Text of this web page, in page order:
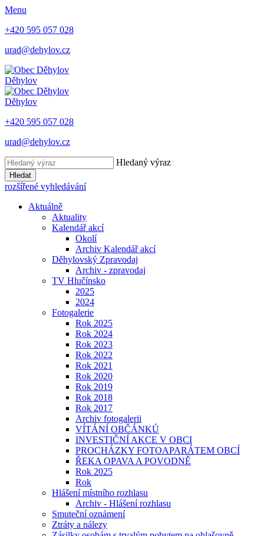
Menu
+420 595 057 028
urad@dehylov.cz
Děhylov
Děhylov
+420 595 057 028
urad@dehylov.cz
Hledaný výraz
Hledat
rozšířené vyhledávání
Aktuálně
Aktuality
Kalendář akcí
Okolí
Archiv Kalendář akcí
Děhylovský Zpravodaj
Archiv - zpravodaj
TV Hlučínsko
2025
2024
Fotogalerie
Rok 2025
Rok 2024
Rok 2023
Rok 2022
Rok 2021
Rok 2020
Rok 2019
Rok 2018
Rok 2017
Archiv fotogalerii
VÍTÁNÍ OBČÁNKŮ
INVESTIČNÍ AKCE V OBCI
PROCHÁZKY FOTOAPARÁTEM OBCÍ
ŘEKA OPAVA A POVODNĚ
Rok 2025
Rok
Hlášení místního rozhlasu
Archiv - Hlášení rozhlasu
Smuteční oznámení
Ztráty a nálezy